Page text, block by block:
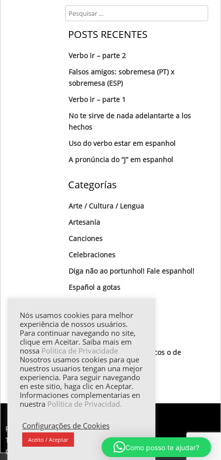
Search
POSTS RECENTES
Verbo ir – parte 2
Falsos amigos: sobremesa (PT) x
sobremesa (ESP)
Verbo ir – parte 1
No te sirve de nada adelantarte a los
hechos
Uso do verbo estar em espanhol
A pronúncia do “J” em espanhol
Categorías
Arte / Cultura / Lengua
Artesanía
Canciones
Celebraciones
Diga não ao portunhol! Fale espanhol!
Español a gotas‏
Gotas Gramaticales
Lugares para visitar
Textos de autores hispánicos o de
destaque
Todos los textos
FALE CONOSCO:
Tel.: (55 11) 98374.5258 | Email: esther@emilani.com.br
Copyright 2025 - EMilani Consultoria em Idiomas
Nós usamos cookies para melhor
experiência de nossos usuários.
Para continuar navegando no site,
clique em Aceitar. Saiba mais em
nossa Política de Privacidade
Nosotros usamos cookies para que
nuestros usuarios tengan una mejor
experiencia. Para seguir navegando
en este sitio, haga clic en Aceptar.
Informaciones complementarias en
nuestra Política de Privacidad.
Configurações de Cookies
Aceito / Aceptar
Como posso te ajudar?